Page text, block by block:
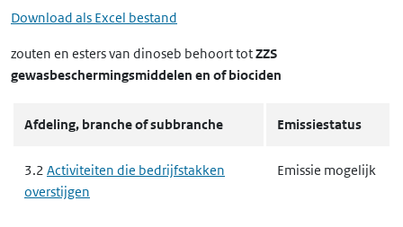
Download als Excel bestand
zouten en esters van dinoseb behoort totZZS
gewasbeschermingsmiddelen en of biociden
Afdeling, branche of subbranche Emissiestatus
3.2 Activiteiten die bedrijfstakken
overstijgen
Emissie mogelijk